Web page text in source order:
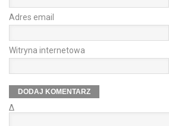
Adres email
Witryna internetowa
Δ